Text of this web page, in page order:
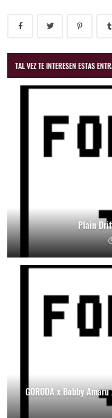
TAL VEZ TE INTERESEN ESTAS
Plain
GORODA x Bobby